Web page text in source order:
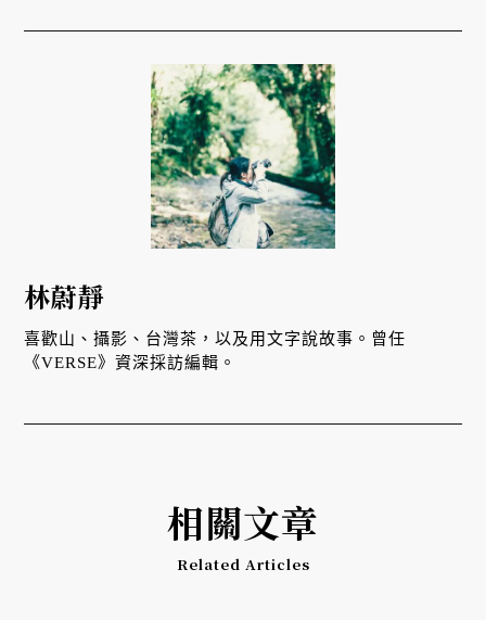
林蔚靜
喜歡山、攝影、台灣茶，以及用文字說故事。曾任
《VERSE》資深採訪編輯。
相關文章
Related Articles